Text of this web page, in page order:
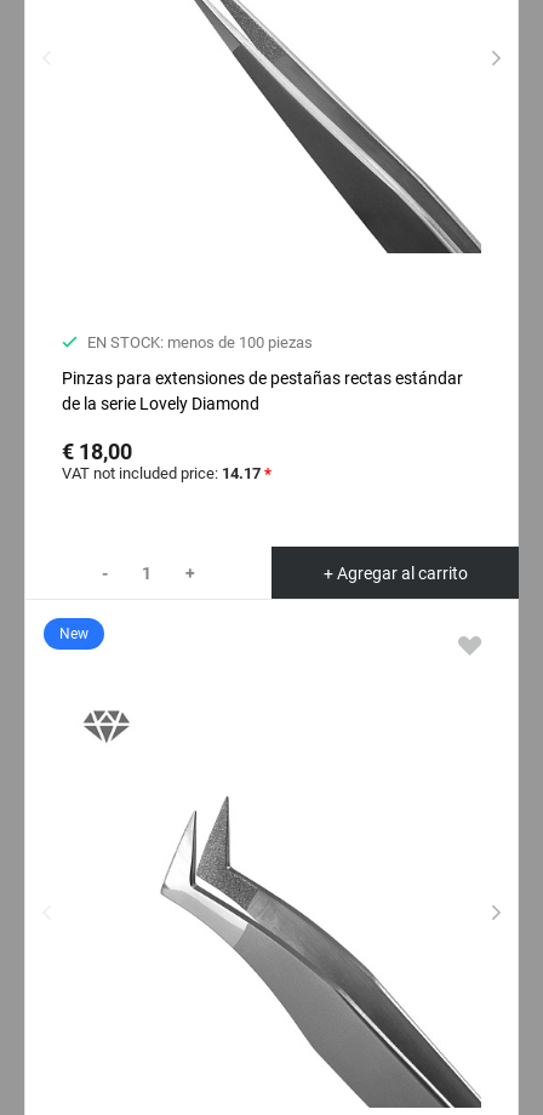
EN STOCK: menos de 100 piezas
Pinzas para extensiones de pestañas rectas estándar
de la serie Lovely Diamond
€ 18,00
VAT not included price: 14.17 *
- + + Agregar al carrito
New